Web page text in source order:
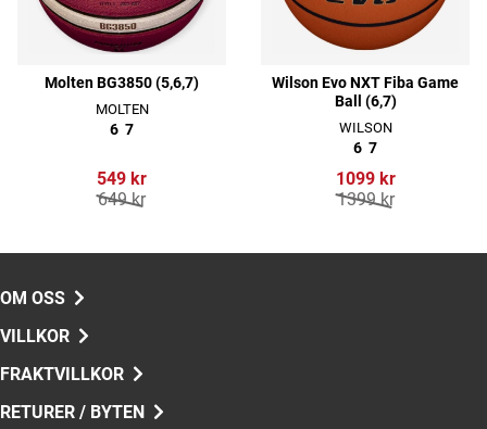
Molten BG3850 (5,6,7)
MOLTEN
6 7
549 kr
649 kr
Wilson Evo NXT Fiba Game
Ball (6,7)
WILSON
6 7
1099 kr
1399 kr
OM OSS
VILLKOR
FRAKTVILLKOR
RETURER / BYTEN